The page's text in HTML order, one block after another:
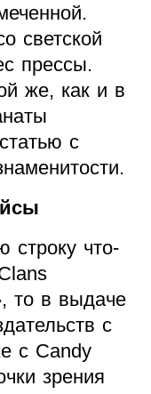
светской
прессы.
же, как и в
с
строку что-
то в выдаче
с
с Candy
зрения